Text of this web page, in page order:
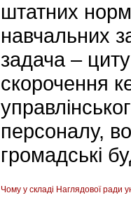
штатних
навчальних
задача –
скорочення
персоналу,
громадські
Чому у складі Наглядової ради